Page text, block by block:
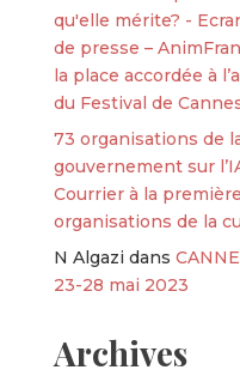
qu'elle mérite? -
de presse –
la place accordée à
du Festival de
73 organisations de
gouvernement sur
Courrier à la
organisations de la
N Algazi dans
23-28 mai 2023
Archives